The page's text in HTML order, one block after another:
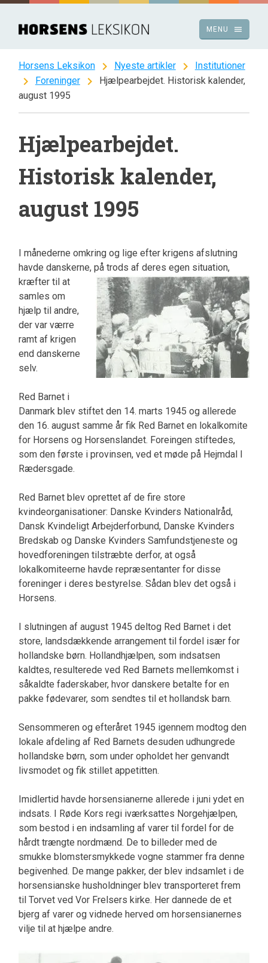
Spring
indhold
menu
MENU
Horsens Leksikon chevron_right Nyeste artikler chevron_right Institutioner
chevron_right Foreninger chevron_right
Hjælpearbejdet. Historisk kalender,
august 1995
Hjælpearbejdet.
Historisk kalender,
august 1995
I månederne omkring og lige efter krigens afslutning
havde danskerne, på trods af deres egen situation,
kræfter til at
samles om
hjælp til andre,
der var værre
ramt af krigen
end danskerne
selv.
Red Barnet i
Danmark blev stiftet den 14. marts 1945 og allerede
den 16. august samme år fik Red Barnet en lokalkomite
for Horsens og Horsenslandet. Foreingen stiftedes,
som den første i provinsen, ved et møde på Hejmdal I
Rædersgade.
Red Barnet blev oprettet af de fire store
kvindeorganisationer: Danske Kvinders Nationalråd,
Dansk Kvindeligt Arbejderforbund, Danske Kvinders
Bredskab og Danske Kvinders Samfundstjeneste og
hovedforeningen tilstræbte derfor, at også
lokalkomiteerne havde repræsentanter for disse
foreninger i deres bestyrelse. Sådan blev det også i
Horsens.
I slutningen af august 1945 deltog Red Barnet i det
store, landsdækkende arrangement til fordel især for
hollandske børn. Hollandhjælpen, som indsatsen
kaldtes, resulterede ved Red Barnets mellemkomst i
såkaldte faderskaber, hvor danskere betalte for en
pakke fødevarer, som sendtes til et hollandsk barn.
Sensommeren og efteråret 1945 igennem modtog den
lokale afdeling af Red Barnets desuden udhungrede
hollandske børn, som under opholdet her genvandt
livsmodet og fik stillet appetitten.
Imidlertid havde horsensianerne allerede i juni ydet en
indsats. I Røde Kors regi iværksattes Norgehjælpen,
som bestod i en indsamling af varer til fordel for de
hårdt trængte nordmænd. De to billeder med de
smukke blomstersmykkede vogne stammer fra denne
begivenhed. De mange pakker, der blev indsamlet i de
horsensianske husholdninger blev transporteret frem
til Torvet ved Vor Frelsers kirke. Her dannede de et
bjerg af varer og vidnede herved om horsensianernes
vilje til at hjælpe andre.